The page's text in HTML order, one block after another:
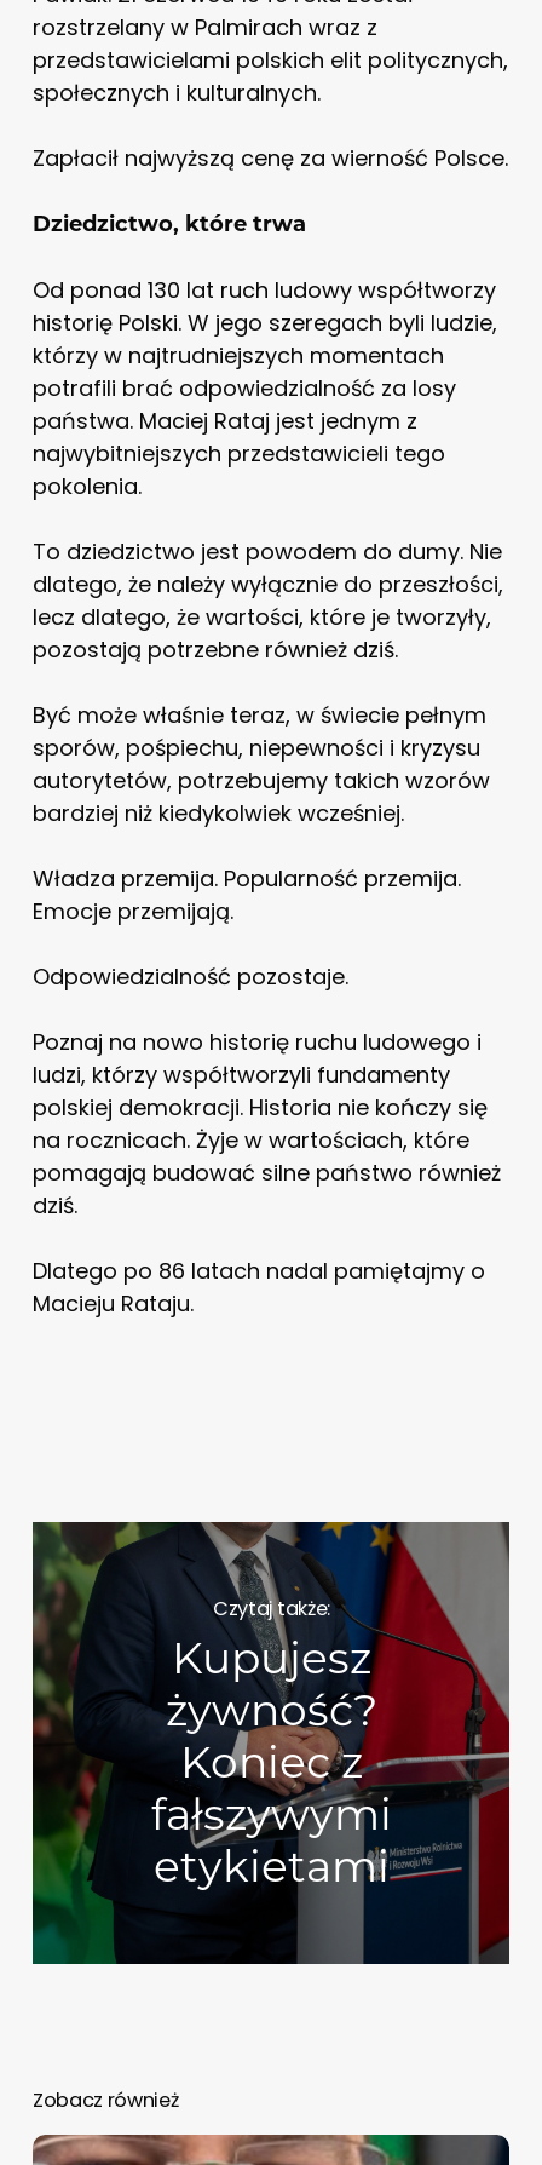
rozstrzelany w Palmirach wraz z
przedstawicielami polskich elit politycznych,
społecznych i kulturalnych.
Zapłacił najwyższą cenę za wierność Polsce.
Dziedzictwo, które trwa
Od ponad 130 lat ruch ludowy współtworzy
historię Polski. W jego szeregach byli ludzie,
którzy w najtrudniejszych momentach
potrafili brać odpowiedzialność za losy
państwa. Maciej Rataj jest jednym z
najwybitniejszych przedstawicieli tego
pokolenia.
To dziedzictwo jest powodem do dumy. Nie
dlatego, że należy wyłącznie do przeszłości,
lecz dlatego, że wartości, które je tworzyły,
pozostają potrzebne również dziś.
Być może właśnie teraz, w świecie pełnym
sporów, pośpiechu, niepewności i kryzysu
autorytetów, potrzebujemy takich wzorów
bardziej niż kiedykolwiek wcześniej.
Władza przemija. Popularność przemija.
Emocje przemijają.
Odpowiedzialność pozostaje.
Poznaj na nowo historię ruchu ludowego i
ludzi, którzy współtworzyli fundamenty
polskiej demokracji. Historia nie kończy się
na rocznicach. Żyje w wartościach, które
pomagają budować silne państwo również
dziś.
Dlatego po 86 latach nadal pamiętajmy o
Macieju Rataju.
Czytaj także:
Kupujesz
żywność?
Koniec z
fałszywymi
etykietami
Zobacz również